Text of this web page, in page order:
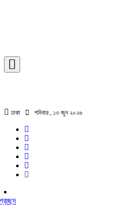
ঢাকা শনিবার , ১৩ জুন ২০২৬